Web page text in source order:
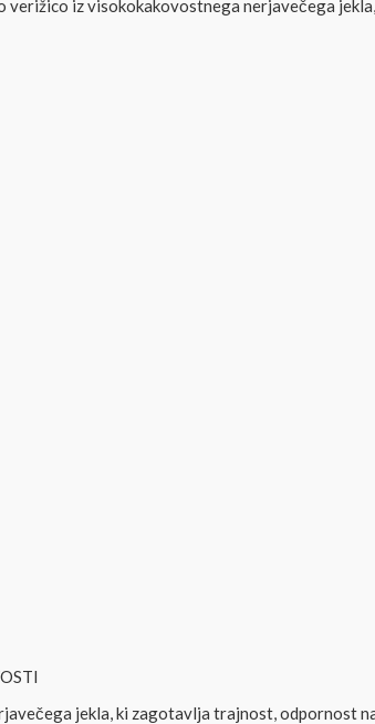
iz visokokakovostnega nerjavečega
jekla, ki zagotavlja trajnost, odpornost